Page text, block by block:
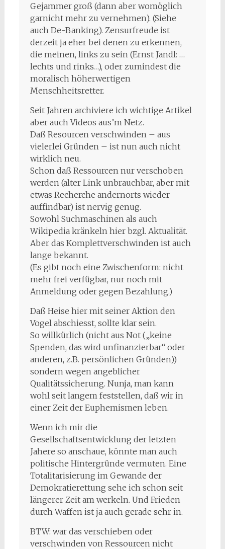
Gejammer groß (dann aber womöglich
garnicht mehr zu vernehmen). (Siehe
auch De-Banking). Zensurfreude ist
derzeit ja eher bei denen zu erkennen,
die meinen, links zu sein (Ernst Jandl: …
lechts und rinks…), oder zumindest die
moralisch höherwertigen
Menschheitsretter.
Seit Jahren archiviere ich wichtige Artikel
aber auch Videos aus’m Netz.
Daß Resourcen verschwinden – aus
vielerlei Gründen – ist nun auch nicht
wirklich neu.
Schon daß Ressourcen nur verschoben
werden (alter Link unbrauchbar, aber mit
etwas Recherche andernorts wieder
auffindbar) ist nervig genug.
Sowohl Suchmaschinen als auch
Wikipedia kränkeln hier bzgl. Aktualität.
Aber das Komplettverschwinden ist auch
lange bekannt.
(Es gibt noch eine Zwischenform: nicht
mehr frei verfügbar, nur noch mit
Anmeldung oder gegen Bezahlung.)
Daß Heise hier mit seiner Aktion den
Vogel abschiesst, sollte klar sein.
So willkürlich (nicht aus Not („keine
Spenden, das wird unfinanzierbar“ oder
anderen, z.B. persönlichen Gründen))
sondern wegen angeblicher
Qualitätssicherung. Nunja, man kann
wohl seit langem feststellen, daß wir in
einer Zeit der Euphemismen leben.
Wenn ich mir die
Gesellschaftsentwicklung der letzten
Jahere so anschaue, könnte man auch
politische Hintergründe vermuten. Eine
Totalitarisierung im Gewande der
Demokratierettung sehe ich schon seit
längerer Zeit am werkeln. Und Frieden
durch Waffen ist ja auch gerade sehr in.
BTW: war das verschieben oder
verschwinden von Ressourcen nicht